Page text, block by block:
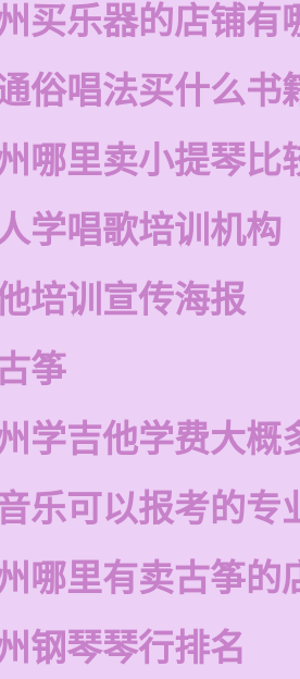
买乐器的店铺有
俗唱法买什么书
哪里卖小提琴比
学唱歌培训机构
培训宣传海报
筝
学吉他学费大概
乐可以报考的专
哪里有卖古筝的
钢琴琴行排名